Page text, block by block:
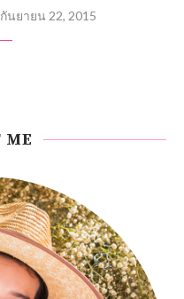
กันยายน 22, 2015
ME